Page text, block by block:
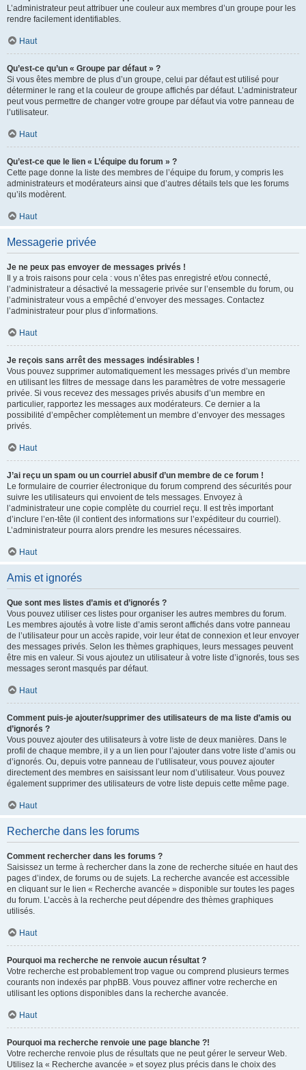
L’administrateur peut attribuer une couleur aux membres d’un groupe pour les
rendre facilement identifiables.
Haut
Qu’est-ce qu’un « Groupe par défaut » ?
Si vous êtes membre de plus d’un groupe, celui par défaut est utilisé pour
déterminer le rang et la couleur de groupe affichés par défaut. L’administrateur
peut vous permettre de changer votre groupe par défaut via votre panneau de
l’utilisateur.
Haut
Qu’est-ce que le lien « L’équipe du forum » ?
Cette page donne la liste des membres de l’équipe du forum, y compris les
administrateurs et modérateurs ainsi que d’autres détails tels que les forums
qu’ils modèrent.
Haut
Messagerie privée
Je ne peux pas envoyer de messages privés !
Il y a trois raisons pour cela : vous n’êtes pas enregistré et/ou connecté,
l’administrateur a désactivé la messagerie privée sur l’ensemble du forum, ou
l’administrateur vous a empêché d’envoyer des messages. Contactez
l’administrateur pour plus d’informations.
Haut
Je reçois sans arrêt des messages indésirables !
Vous pouvez supprimer automatiquement les messages privés d’un membre
en utilisant les filtres de message dans les paramètres de votre messagerie
privée. Si vous recevez des messages privés abusifs d’un membre en
particulier, rapportez les messages aux modérateurs. Ce dernier a la
possibilité d’empêcher complètement un membre d’envoyer des messages
privés.
Haut
J’ai reçu un spam ou un courriel abusif d’un membre de ce forum !
Le formulaire de courrier électronique du forum comprend des sécurités pour
suivre les utilisateurs qui envoient de tels messages. Envoyez à
l’administrateur une copie complète du courriel reçu. Il est très important
d’inclure l’en-tête (il contient des informations sur l’expéditeur du courriel).
L’administrateur pourra alors prendre les mesures nécessaires.
Haut
Amis et ignorés
Que sont mes listes d’amis et d’ignorés ?
Vous pouvez utiliser ces listes pour organiser les autres membres du forum.
Les membres ajoutés à votre liste d’amis seront affichés dans votre panneau
de l’utilisateur pour un accès rapide, voir leur état de connexion et leur envoyer
des messages privés. Selon les thèmes graphiques, leurs messages peuvent
être mis en valeur. Si vous ajoutez un utilisateur à votre liste d’ignorés, tous ses
messages seront masqués par défaut.
Haut
Comment puis-je ajouter/supprimer des utilisateurs de ma liste d’amis ou
d’ignorés ?
Vous pouvez ajouter des utilisateurs à votre liste de deux manières. Dans le
profil de chaque membre, il y a un lien pour l’ajouter dans votre liste d’amis ou
d’ignorés. Ou, depuis votre panneau de l’utilisateur, vous pouvez ajouter
directement des membres en saisissant leur nom d’utilisateur. Vous pouvez
également supprimer des utilisateurs de votre liste depuis cette même page.
Haut
Recherche dans les forums
Comment rechercher dans les forums ?
Saisissez un terme à rechercher dans la zone de recherche située en haut des
pages d’index, de forums ou de sujets. La recherche avancée est accessible
en cliquant sur le lien « Recherche avancée » disponible sur toutes les pages
du forum. L’accès à la recherche peut dépendre des thèmes graphiques
utilisés.
Haut
Pourquoi ma recherche ne renvoie aucun résultat ?
Votre recherche est probablement trop vague ou comprend plusieurs termes
courants non indexés par phpBB. Vous pouvez affiner votre recherche en
utilisant les options disponibles dans la recherche avancée.
Haut
Pourquoi ma recherche renvoie une page blanche ?!
Votre recherche renvoie plus de résultats que ne peut gérer le serveur Web.
Utilisez la « Recherche avancée » et soyez plus précis dans le choix des